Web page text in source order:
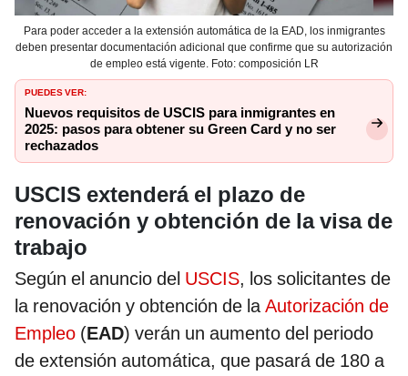
Para poder acceder a la extensión automática de la EAD, los inmigrantes
deben presentar documentación adicional que confirme que su autorización
de empleo está vigente. Foto: composición LR
PUEDES VER:
Nuevos requisitos de USCIS para inmigrantes en
2025: pasos para obtener su Green Card y no ser
rechazados
USCIS extenderá el plazo de
renovación y obtención de la visa de
trabajo
Según el anuncio del USCIS, los solicitantes de
la renovación y obtención de laAutorización de
Empleo (EAD) verán un aumento del periodo
de extensión automática, que pasará de 180 a